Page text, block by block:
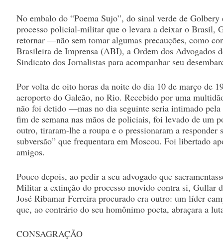
No embalo do “Poema Sujo”, do sinal verde de Golbery
processo policial-militar que o levara a deixar o Brasil,
retornar —não sem tomar algumas precauções, como
Brasileira de Imprensa (ABI), a Ordem dos Advogados
Sindicato dos Jornalistas para acompanhar seu
Por volta de oito horas da noite do dia 10 de março de
aeroporto do Galeão, no Rio. Recebido por uma
não foi detido —mas no dia seguinte seria intimado
fim de semana nas mãos de policiais, foi levado de um
outro, tiraram-lhe a roupa e o pressionaram a responder
subversão” que frequentara em Moscou. Foi libertado
amigos.
Pouco depois, ao pedir a seu advogado que
Militar a extinção do processo movido contra si, Gullar
José Ribamar Ferreira procurado era outro: um líder
que, ao contrário do seu homônimo poeta, abraçara a
CONSAGRAÇÃO